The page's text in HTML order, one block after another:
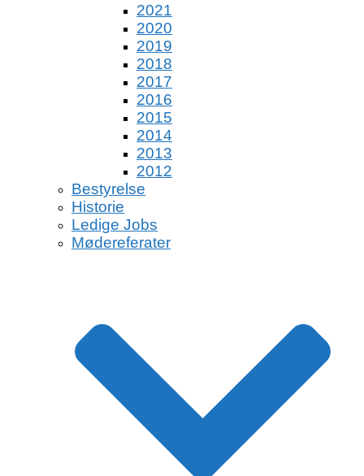
2021
2020
2019
2018
2017
2016
2015
2014
2013
2012
Bestyrelse
Historie
Ledige Jobs
Mødereferater